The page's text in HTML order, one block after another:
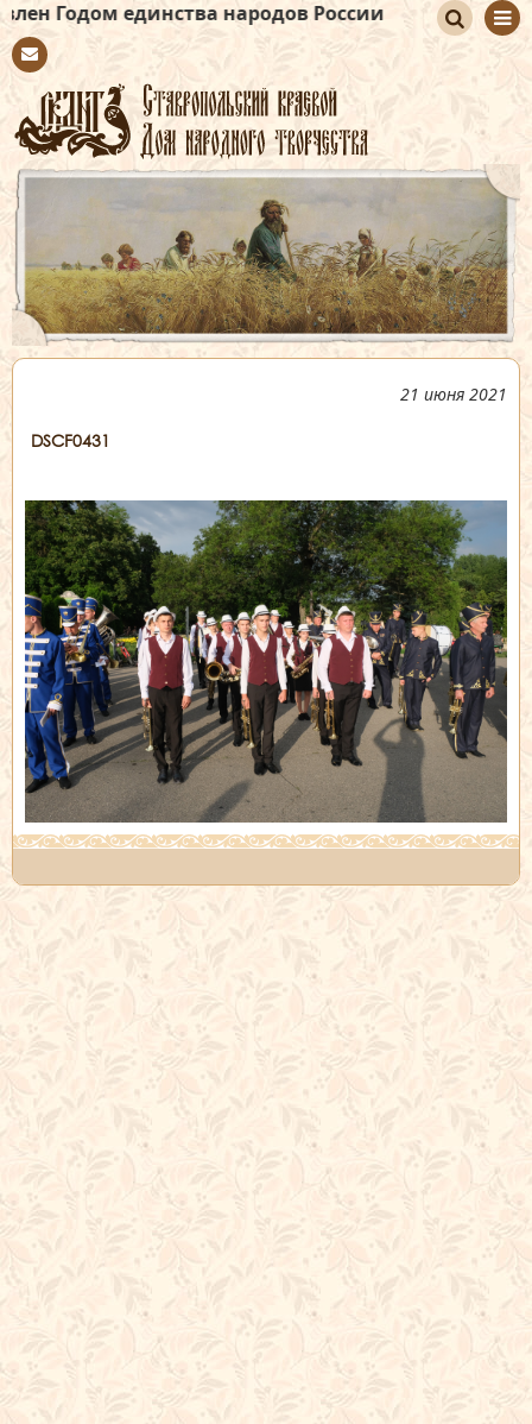
единства народов России
tact
иск
21 июня 2021
DSCF0431